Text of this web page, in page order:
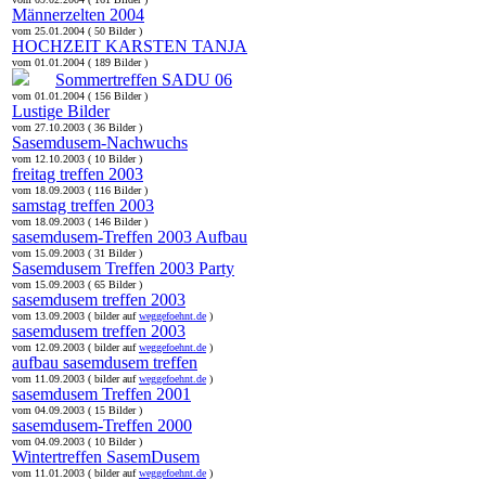
Männerzelten 2004
vom 25.01.2004 ( 50 Bilder )
HOCHZEIT KARSTEN TANJA
vom 01.01.2004 ( 189 Bilder )
Sommertreffen SADU 06
vom 01.01.2004 ( 156 Bilder )
Lustige Bilder
vom 27.10.2003 ( 36 Bilder )
Sasemdusem-Nachwuchs
vom 12.10.2003 ( 10 Bilder )
freitag treffen 2003
vom 18.09.2003 ( 116 Bilder )
samstag treffen 2003
vom 18.09.2003 ( 146 Bilder )
sasemdusem-Treffen 2003 Aufbau
vom 15.09.2003 ( 31 Bilder )
Sasemdusem Treffen 2003 Party
vom 15.09.2003 ( 65 Bilder )
sasemdusem treffen 2003
vom 13.09.2003 ( bilder aufweggefoehnt.de )
sasemdusem treffen 2003
vom 12.09.2003 ( bilder aufweggefoehnt.de )
aufbau sasemdusem treffen
vom 11.09.2003 ( bilder aufweggefoehnt.de )
sasemdusem Treffen 2001
vom 04.09.2003 ( 15 Bilder )
sasemdusem-Treffen 2000
vom 04.09.2003 ( 10 Bilder )
Wintertreffen SasemDusem
vom 11.01.2003 ( bilder aufweggefoehnt.de )